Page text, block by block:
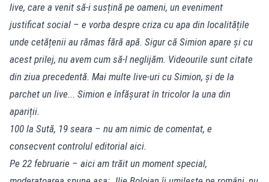
live, care a venit să-i susțină pe oameni, un eveniment
justificat social – e vorba despre criza cu apa din localitățile
unde cetățenii au rămas fără apă. Sigur că Simion apare și cu
acest prilej, nu avem cum să-l neglijăm. Videourile sunt citate
din ziua precedentă. Mai multe live-uri cu Simion, și de la
parchet un live... Simion e înfășurat în tricolor la una din
apariții.
100 la Sută, 19 seara – nu am nimic de comentat, e
consecvent controlul editorial aici.
Pe 22 februarie – aici am trăit un moment special,